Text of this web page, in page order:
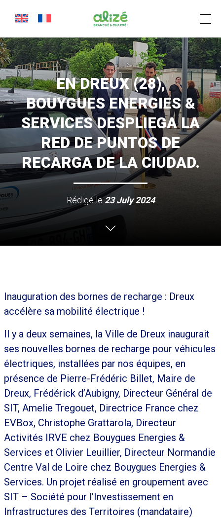
EN DREUX (28),
BOUYGUES ENERGIES &
SERVICES DESPLIEGA LA
RED DE PUNTOS DE
RECARGA DE LA CIUDAD.
Rédigé le23 July 2024
Inauguration des bornes de recharge : Dreux
accélère sa mobilité électrique !
Il y a deux semaines, la Ville de Dreux inaugurait
ses nouvelles bornes de recharge pour véhicules
électriques, installées par nos équipes, en
présence de Pierre-Frédéric Billet, Maire de
Dreux, Frédérick d’Aubigny, Directeur Général de
SIT, Amelie Tregouet, Directrice France chez
EVBox, Christophe Grattarola, Directeur
Activités IRVE chez Bouygues Energies &
Services et Olivier Leuillier, Directeur Normandie
Centre Val de Loire chez Bouygues Energies &
Services. Un projet réalisé en groupement avec
SIT – Société pour l’Investissement en
Infrastructures des Territoires (mandataire)